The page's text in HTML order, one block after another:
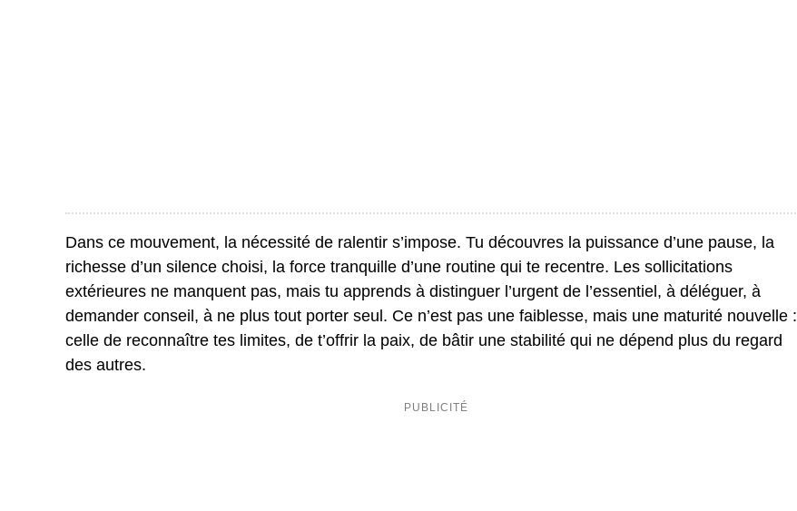
Dans ce mouvement, la nécessité de ralentir s’impose. Tu découvres la puissance d’une pause, la
richesse d’un silence choisi, la force tranquille d’une routine qui te recentre. Les sollicitations
extérieures ne manquent pas, mais tu apprends à distinguer l’urgent de l’essentiel, à déléguer, à
demander conseil, à ne plus tout porter seul. Ce n’est pas une faiblesse, mais une maturité nouvelle :
celle de reconnaître tes limites, de t’offrir la paix, de bâtir une stabilité qui ne dépend plus du regard
des autres.